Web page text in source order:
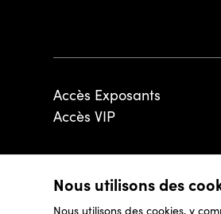
Nous utilisons des
Nous utilisons des cookies, y
Accès Exposants
Accès VIP
© 2026 - Luxembourg Art